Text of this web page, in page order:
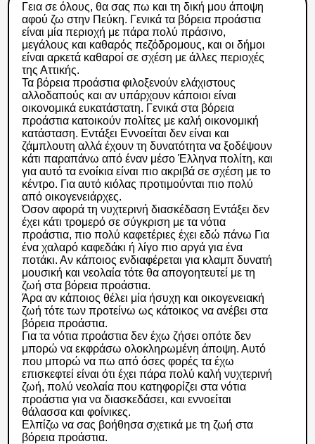
Γεια σε όλους, θα σας πω και τη δική μου άποψη
αφού ζω στην Πεύκη. Γενικά τα βόρεια προάστια
είναι μία περιοχή με πάρα πολύ πράσινο,
μεγάλους και καθαρός πεζόδρομους, και οι δήμοι
είναι αρκετά καθαροί σε σχέση με άλλες περιοχές
της Αττικής.
Τα βόρεια προάστια φιλοξενούν ελάχιστους
αλλοδαπούς και αν υπάρχουν κάποιοι είναι
οικονομικά ευκατάστατη. Γενικά στα βόρεια
προάστια κατοικούν πολίτες με καλή οικονομική
κατάσταση. Εντάξει Εννοείται δεν είναι και
ζάμπλουτη αλλά έχουν τη δυνατότητα να ξοδέψουν
κάτι παραπάνω από έναν μέσο Έλληνα πολίτη, και
για αυτό τα ενοίκια είναι πιο ακριβά σε σχέση με το
κέντρο. Για αυτό κιόλας προτιμούνται πιο πολύ
από οικογενειάρχες.
Όσον αφορά τη νυχτερινή διασκέδαση Εντάξει δεν
έχει κάτι τρομερό σε σύγκριση με τα νότια
προάστια, πιο πολύ καφετέριες έχει εδώ πάνω Για
ένα χαλαρό καφεδάκι ή λίγο πιο αργά για ένα
ποτάκι. Αν κάποιος ενδιαφέρεται για κλαμπ δυνατή
μουσική και νεολαία τότε θα απογοητευτεί με τη
ζωή στα βόρεια προάστια.
Άρα αν κάποιος θέλει μία ήσυχη και οικογενειακή
ζωή τότε των προτείνω ως κάτοικος να ανέβει στα
βόρεια προάστια.
Για τα νότια προάστια δεν έχω ζήσει οπότε δεν
μπορώ να εκφράσω ολοκληρωμένη άποψη. Αυτό
που μπορώ να πω από όσες φορές τα έχω
επισκεφτεί είναι ότι έχει πάρα πολύ καλή νυχτερινή
ζωή, πολύ νεολαία που κατηφορίζει στα νότια
προάστια για να διασκεδάσει, και εννοείται
θάλασσα και φοίνικες.
Ελπίζω να σας βοήθησα σχετικά με τη ζωή στα
βόρεια προάστια.